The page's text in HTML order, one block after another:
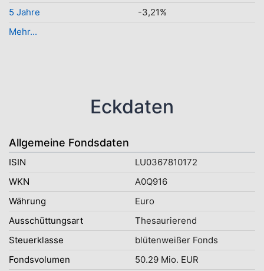
5 Jahre
-3,21%
Mehr...
Eckdaten
Allgemeine Fondsdaten
ISIN
LU0367810172
WKN
A0Q916
Währung
Euro
Ausschüttungsart
Thesaurierend
Steuerklasse
blütenweißer Fonds
Fondsvolumen
50.29 Mio. EUR